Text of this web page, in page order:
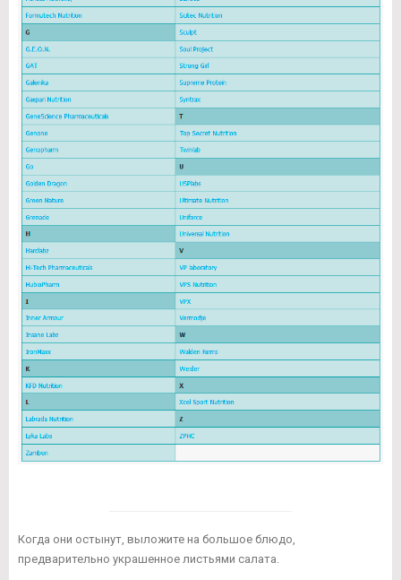
Когда они остынут, выложите на большое блюдо,
предварительно украшенное листьями салата.